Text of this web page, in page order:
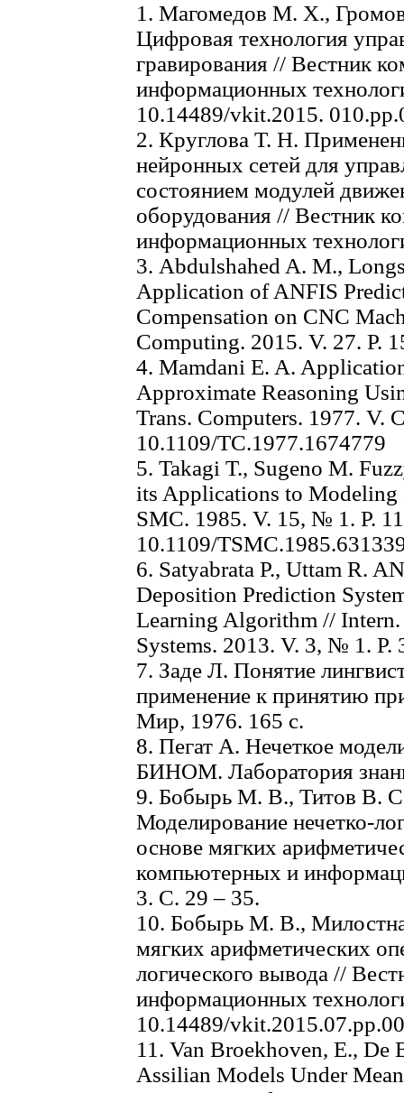
1. Магомедов М. Х.,
Цифровая технология
гравирования // Вестник
информационных
10.14489/vkit.2015.
2. Круглова Т. Н.
нейронных сетей для
состоянием модулей
оборудования // Вестник
информационных
3. Abdulshahed A. M.,
Application of ANFIS
Compensation on CNC
Computing. 2015. V. 27. P.
4. Mamdani E. A.
Approximate Reasoning
Trans. Computers. 1977. V.
10.1109/TC.1977.1674779
5. Takagi Т., Sugeno M.
its Applications to
SMC. 1985. V. 15, № 1. P.
10.1109/
6. Satyabrata P., Uttam R.
Deposition Prediction
Learning Algorithm //
Systems. 2013. V. 3, № 1. P.
7. Заде Л. Понятие
применение к принятию
Мир, 1976. 165 с.
8. Пегат А. Нечеткое
БИНОМ. Лаборатория
9. Бобырь М. В., Титов В.
Моделирование нечетко-
основе мягких
компьютерных и
3. С. 29 – 35.
10. Бобырь М. В.,
мягких арифметических
логического вывода //
информационных
10.14489/
11. Van Broekhoven, E., De
Assilian Models Under